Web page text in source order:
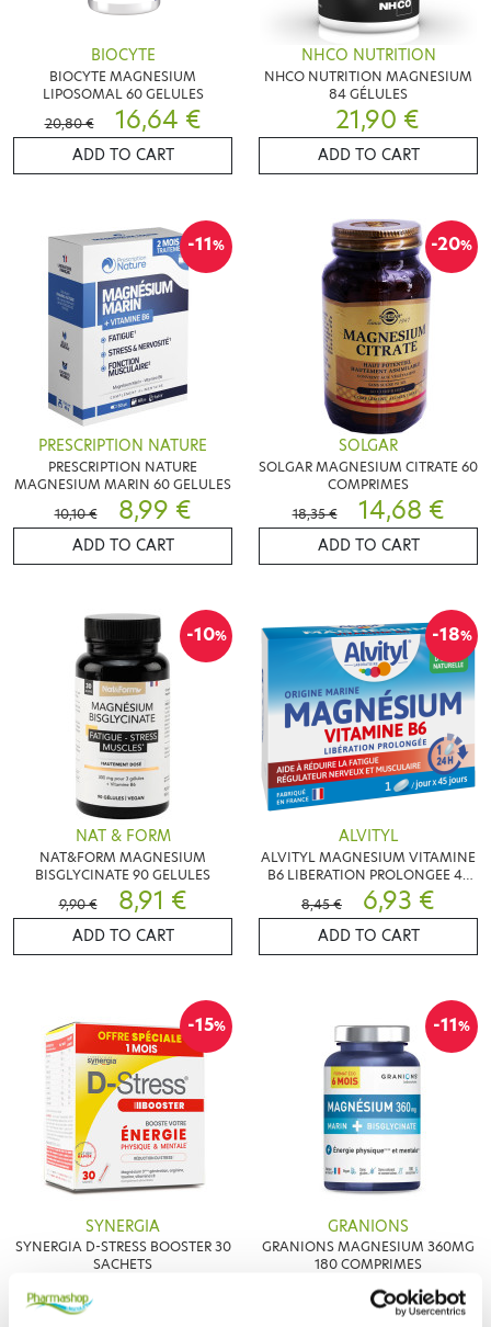
BIOCYTE
BIOCYTE MAGNESIUM
LIPOSOMAL 60 GELULES
20,80 €
16,64 €
ADD TO CART
NHCO NUTRITION
NHCO NUTRITION MAGNESIUM
84 GÉLULES
21,90 €
ADD TO CART
-11%
PRESCRIPTION NATURE
PRESCRIPTION NATURE
MAGNESIUM MARIN 60 GELULES
10,10 €
8,99 €
ADD TO CART
-20%
SOLGAR
SOLGAR MAGNESIUM CITRATE 60
COMPRIMES
18,35 €
14,68 €
ADD TO CART
-10%
NAT & FORM
NAT&FORM MAGNESIUM
BISGLYCINATE 90 GELULES
9,90 €
8,91 €
ADD TO CART
-18%
ALVITYL
ALVITYL MAGNESIUM VITAMINE
B6 LIBERATION PROLONGEE 45
COMPRIMES
8,45 € 6,93 €
ADD TO CART
-15%
SYNERGIA
SYNERGIA D-STRESS BOOSTER 30
SACHETS
16,90 €
-11%
GRANIONS
GRANIONS MAGNESIUM 360MG
180 COMPRIMES
15,90 €